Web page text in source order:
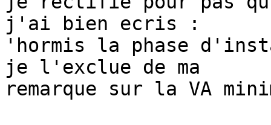
j'ai bien ecris :
'hormis la phase
je l'exclue de ma
remarque sur la VA